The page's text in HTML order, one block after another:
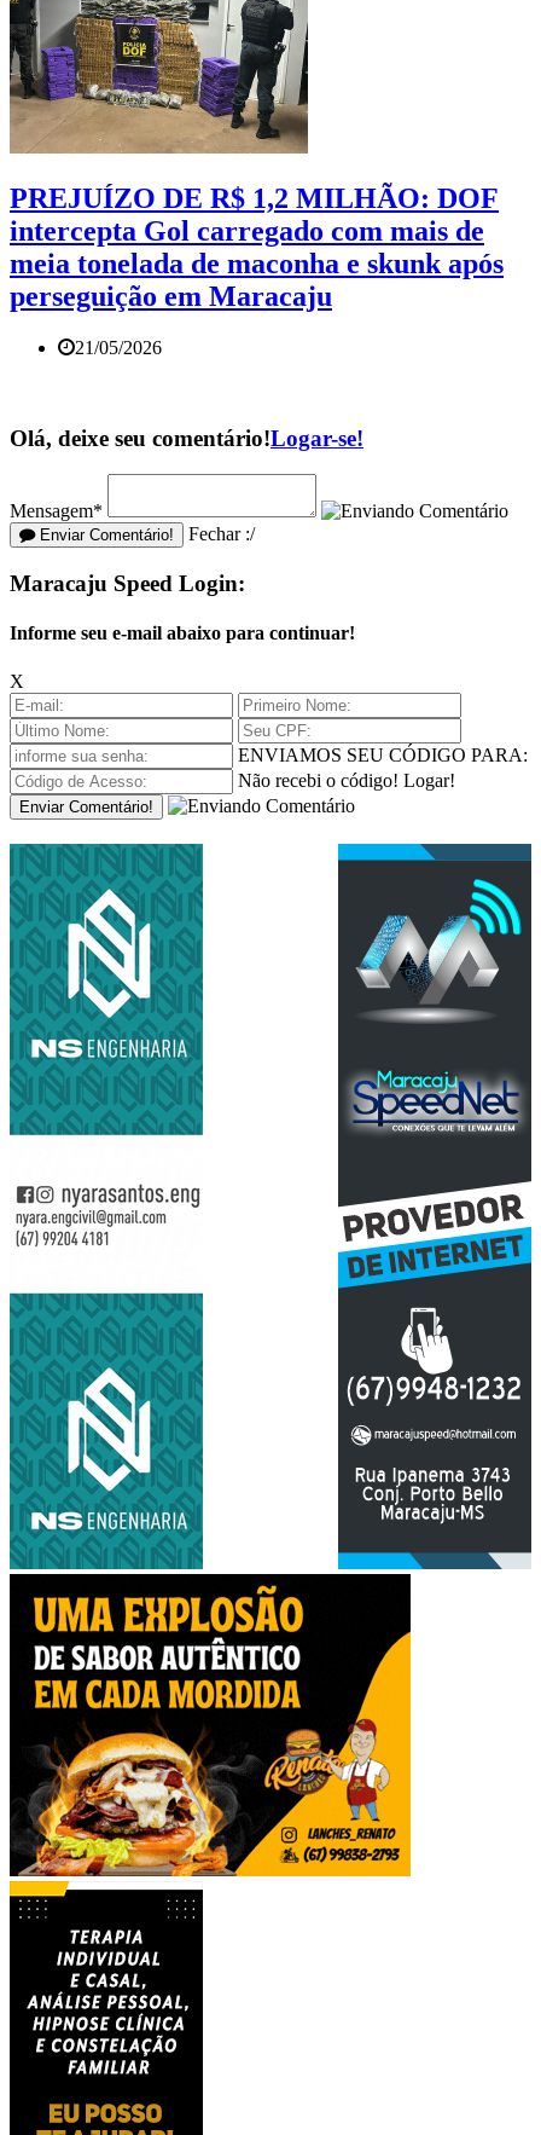
PREJUÍZO DE R$ 1,2 MILHÃO: DOF
intercepta Gol carregado com mais de
meia tonelada de maconha e skunk após
perseguição em Maracaju
21/05/2026
Olá, deixe seu comentário!Logar-se!
Mensagem*
Enviar Comentário! Fechar :/
Maracaju Speed Login:
Informe seu e-mail abaixo para continuar!
X
ENVIAMOS SEU CÓDIGO PARA:
Não recebi o código! Logar!
Enviar Comentário!